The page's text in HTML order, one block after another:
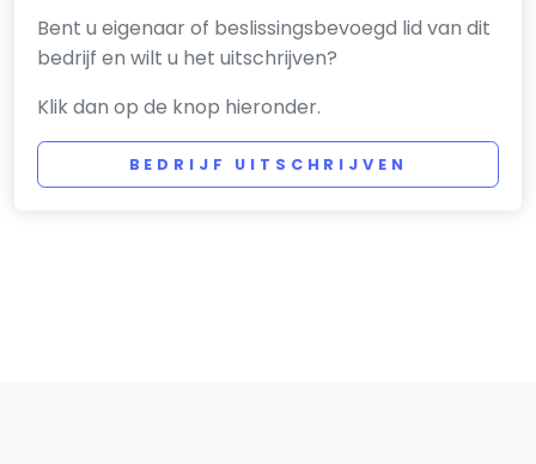
Bent u eigenaar of beslissingsbevoegd lid van dit
bedrijf en wilt u het uitschrijven?
Klik dan op de knop hieronder.
BEDRIJF UITSCHRIJVEN